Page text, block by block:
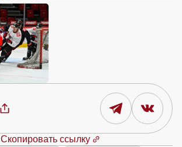
Скопировать ссылку